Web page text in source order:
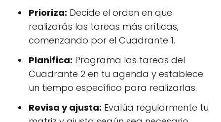
Prioriza: Decide el orden en que
realizarás las tareas más críticas,
comenzando por el Cuadrante 1.
Planifica: Programa las tareas del
Cuadrante 2 en tu agenda y establece
un tiempo específico para realizarlas.
Revisa y ajusta: Evalúa regularmente tu